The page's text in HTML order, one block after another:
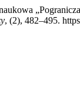
, (2), 482–495.